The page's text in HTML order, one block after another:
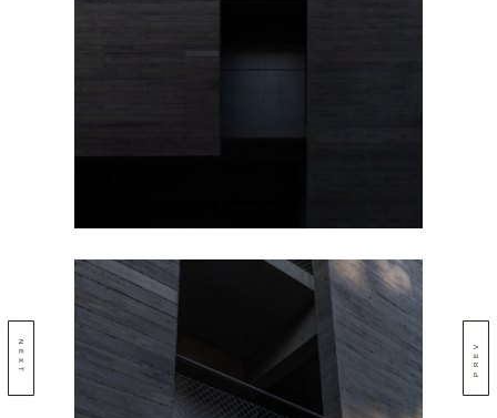
PREV
NEXT